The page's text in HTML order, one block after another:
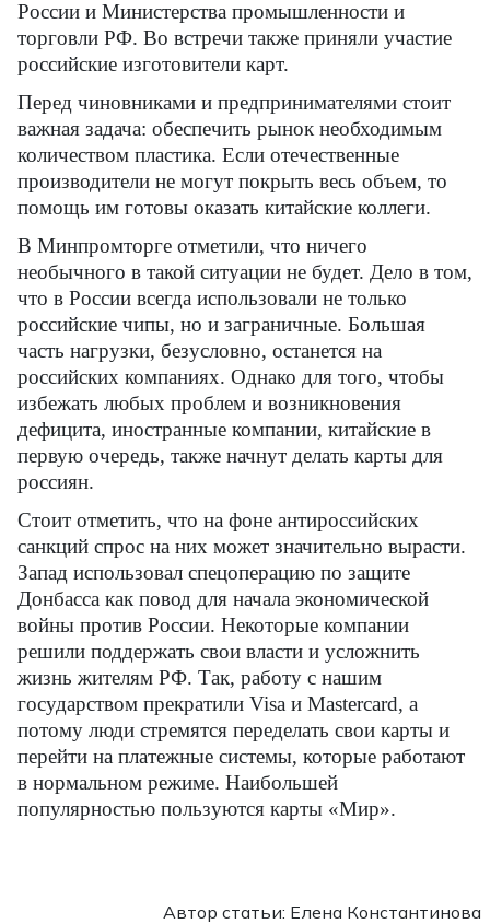
России и Министерства промышленности и
торговли РФ. Во встречи также приняли участие
российские изготовители карт.
Перед чиновниками и предпринимателями стоит
важная задача: обеспечить рынок необходимым
количеством пластика. Если отечественные
производители не могут покрыть весь объем, то
помощь им готовы оказать китайские коллеги.
В Минпромторге отметили, что ничего
необычного в такой ситуации не будет. Дело в том,
что в России всегда использовали не только
российские чипы, но и заграничные. Большая
часть нагрузки, безусловно, останется на
российских компаниях. Однако для того, чтобы
избежать любых проблем и возникновения
дефицита, иностранные компании, китайские в
первую очередь, также начнут делать карты для
россиян.
Стоит отметить, что на фоне антироссийских
санкций спрос на них может значительно вырасти.
Запад использовал спецоперацию по защите
Донбасса как повод для начала экономической
войны против России. Некоторые компании
решили поддержать свои власти и усложнить
жизнь жителям РФ. Так, работу с нашим
государством прекратили Visa и Mastercard, а
потому люди стремятся переделать свои карты и
перейти на платежные системы, которые работают
в нормальном режиме. Наибольшей
популярностью пользуются карты «Мир».
Автор статьи: Елена Константинова